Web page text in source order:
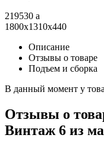
219530 a
1800x1310x440
Описание
Отзывы о товаре
Подъем и сборка
В данный момент у
Отзывы о
Винтаж 6 из